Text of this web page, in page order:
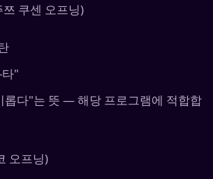
쿠센 오프닝)
"
롭다"는 뜻 — 해당 프로그램에 적합합
오프닝)